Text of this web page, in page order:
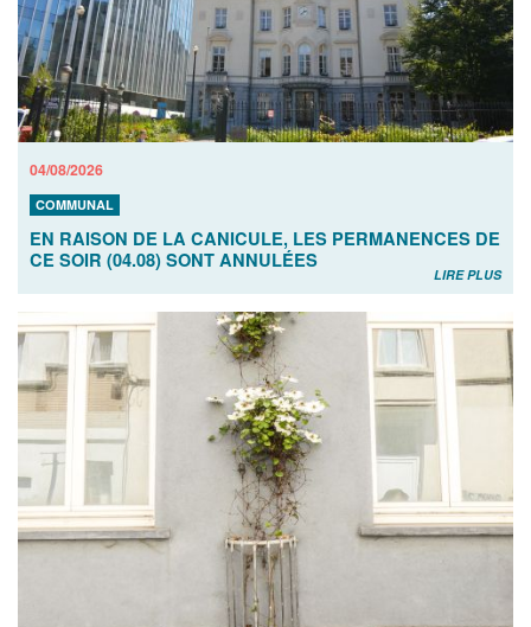
04/08/2026
COMMUNAL
EN RAISON DE LA CANICULE, LES PERMANENCES DE
CE SOIR (04.08) SONT ANNULÉES
LIRE PLUS